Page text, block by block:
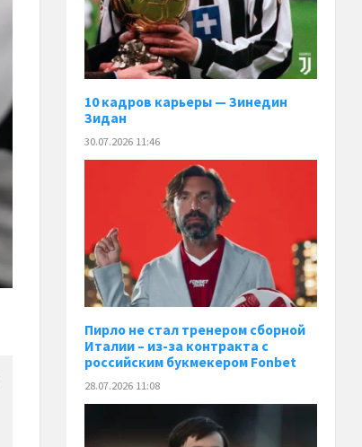
10 кадров карьеры — Зинедин
Зидан
30.07.2026 11:46
Пирло не стал тренером сборной
Италии – из-за контракта с
российским букмекером Fonbet
28.07.2026 11:08